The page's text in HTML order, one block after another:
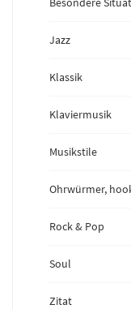
Jazz
Klassik
Klaviermusik
Musikstile
Ohrwürmer,
Rock & Pop
Soul
Zitat